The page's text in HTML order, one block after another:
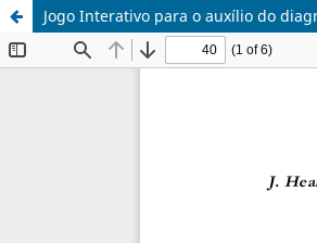
Jogo Interativo para o auxílio do